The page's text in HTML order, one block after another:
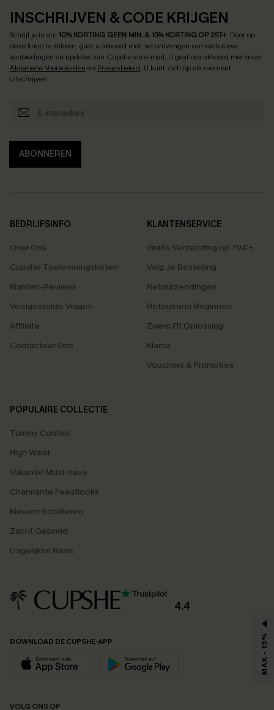
INSCHRIJVEN & CODE KRIJGEN
Schrijf je in om 10% KORTING GEEN MIN. & 15% KORTING OP 2ST+. Door op
deze knop te klikken, gaat u akkoord met het ontvangen van exclusieve
aanbiedingen en updates van Cupshe via e-mail. U gaat ook akkoord met onze
Algemene Voorwaarden en Privacybeleid. U kunt zich op elk moment
uitschrijven.
ABONNEREN
BEDRIJFSINFO
Over Ons
Cupshe Toeleveringsketen
Klanten-Reviews
Veelgestelde Vragen
Affiliate
Contacteer Ons
KLANTENSERVICE
Gratis Verzending op 79€+
Volg Je Bestelling
Retourzendingen
Retourneer Beginnen
Zwem Fit Oplossing
Klarna
Vouchers & Promoties
POPULAIRE COLLECTIE
Tummy Control
High Waist
Vakantie Must-have
Charmante Feestlooks
Kleuren Schitteren
Zacht Gebreid
Dagelijkse Basis
4.4
DOWNLOAD DE CUPSHE-APP
VOLG ONS OP
MAX - 15%